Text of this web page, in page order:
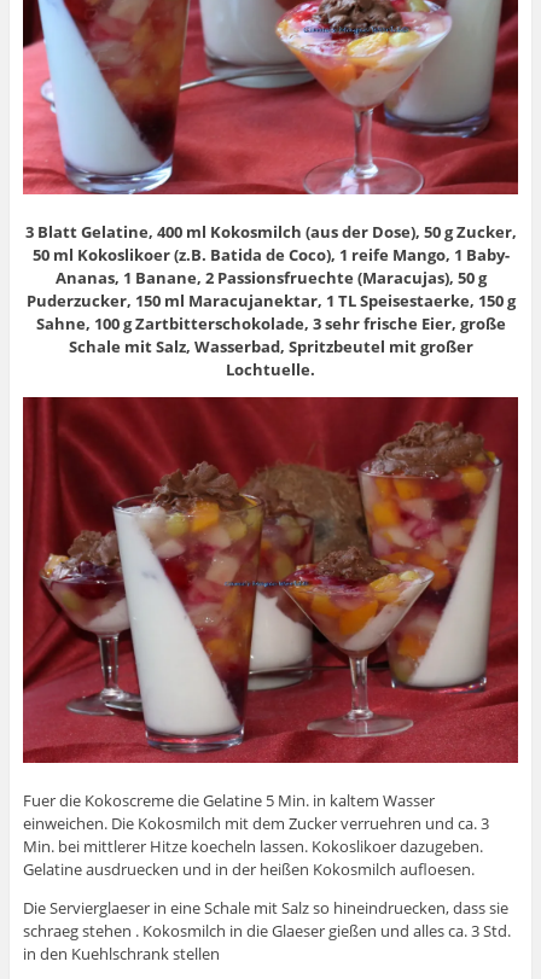
3 Blatt Gelatine, 400 ml Kokosmilch (aus der Dose), 50 g Zucker,
50 ml Kokoslikoer (z.B. Batida de Coco), 1 reife Mango, 1 Baby-
Ananas, 1 Banane, 2 Passionsfruechte (Maracujas), 50 g
Puderzucker, 150 ml Maracujanektar, 1 TL Speisestaerke, 150 g
Sahne, 100 g Zartbitterschokolade, 3 sehr frische Eier, große
Schale mit Salz, Wasserbad, Spritzbeutel mit großer
Lochtuelle.
Fuer die Kokoscreme die Gelatine 5 Min. in kaltem Wasser
einweichen. Die Kokosmilch mit dem Zucker verruehren und ca. 3
Min. bei mittlerer Hitze koecheln lassen. Kokoslikoer dazugeben.
Gelatine ausdruecken und in der heißen Kokosmilch aufloesen.
Die Servierglaeser in eine Schale mit Salz so hineindruecken, dass sie
schraeg stehen . Kokosmilch in die Glaeser gießen und alles ca. 3 Std.
in den Kuehlschrank stellen